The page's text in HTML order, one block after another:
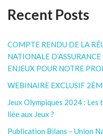
Recent Posts
COMPTE RENDU DE LA
NATIONALE
ENJEUX POUR NOTRE
WEBINAIRE EXCLUSIF
Jeux Olympiques 2024 :
liée aux Jeux ?
Publication Bilans – Union